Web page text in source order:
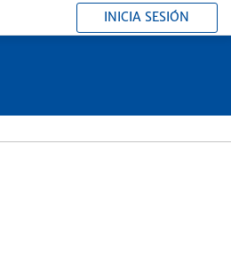
INICIA SESIÓN